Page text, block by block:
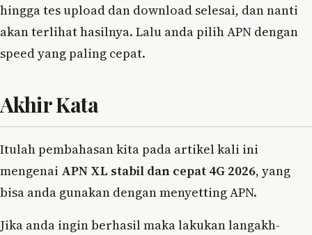
hingga tes upload dan download selesai, dan nanti
akan terlihat hasilnya. Lalu anda pilih APN dengan
speed yang paling cepat.
Akhir Kata
Itulah pembahasan kita pada artikel kali ini
mengenai APN XL stabil dan cepat 4G 2026, yang
bisa anda gunakan dengan menyetting APN.
Jika anda ingin berhasil maka lakukan langakh-